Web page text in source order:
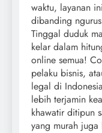
waktu, layanan
dibanding
Tinggal duduk
kelar dalam
online semua!
pelaku bisnis,
legal di
lebih terjamin
khawatir ditipun
yang murah